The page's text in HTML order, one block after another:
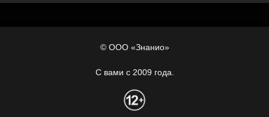
© ООО «Знанио»
С вами с 2009 года.